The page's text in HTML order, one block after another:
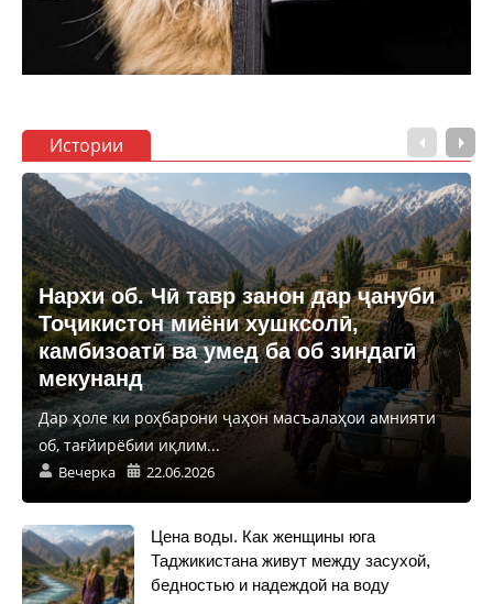
Истории
Нархи об. Чӣ тавр занон дар ҷануби
Тоҷикистон миёни хушксолӣ,
камбизоатӣ ва умед ба об зиндагӣ
мекунанд
Дар ҳоле ки роҳбарони ҷаҳон масъалаҳои амнияти
об, тағйирёбии иқлим...
Вечерка 22.06.2026
Цена воды. Как женщины юга
Таджикистана живут между засухой,
бедностью и надеждой на воду